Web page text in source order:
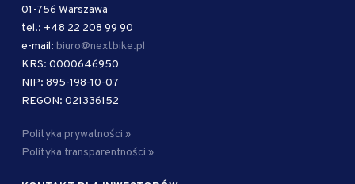
01-756 Warszawa
tel.: +48 22 208 99 90
e-mail: biuro@nextbike.pl
KRS: 0000646950
NIP: 895-198-10-07
REGON: 021336152
Polityka prywatności »
Polityka transparentności »